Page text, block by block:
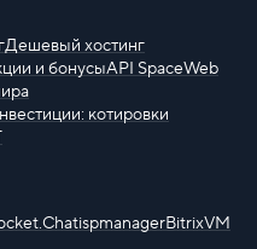
Дешевый хостинг
и бонусыAPI SpaceWeb
котировки
ispmanagerBitrixVM